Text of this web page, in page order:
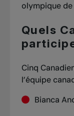
olympique de
Quels
Cinq
l’équipe
Bianca